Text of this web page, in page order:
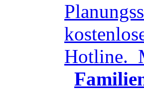
Hotline.